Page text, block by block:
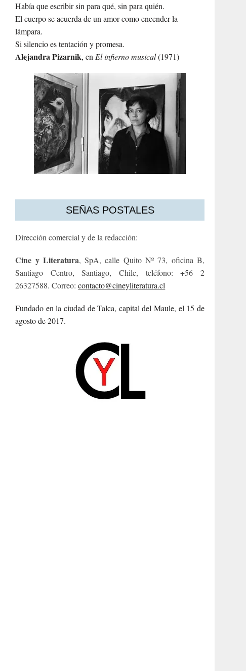
Había que escribir sin para qué, sin para quién.
El cuerpo se acuerda de un amor como encender la
lámpara.
Si silencio es tentación y promesa.
AlejandraPizarnik, enEl infierno musical(1971)
SEÑAS POSTALES
Dirección comercial y de la redacción:
Cine y Literatura, SpA, calle Quito Nº 73, oficina B,
Santiago Centro, Santiago, Chile, teléfono: +56 2
26327588. Correo:contacto@cineyliteratura.cl
Fundado en la ciudad de Talca, capital del Maule, el 15 de
agosto de 2017.